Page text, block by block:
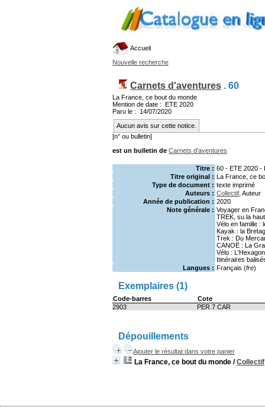
Accueil
Nouvelle recherche
Carnets d'aventures . 60
La France, ce bout du monde
Mention de date : ETE 2020
Paru le : 14/07/2020
Aucun avis sur cette notice.
[n° ou bulletin]
est un bulletin de Carnets d'aventures
Titre : 60 - ETE 2020 -
Titre original : La France, ce
Type de document : texte imprimé
Auteurs : Collectif , Auteur
Année de publication : 2020
Note générale : Voyager en
TREK, su la
Vélo en famille :
Kayak : la
Trek : Du
CANOË : La
Vélo :
Itinéraires
Langues : Français (fre)
Exemplaires (1)
Code-barres
Cote
2903
PER.7 CAR
Dépouillements
Ajouter le résultat dans votre panier
La France, ce bout du monde /Collectif